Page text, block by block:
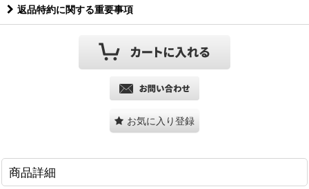
返品特約に関する重要事項
お気に入り登録
商品詳細